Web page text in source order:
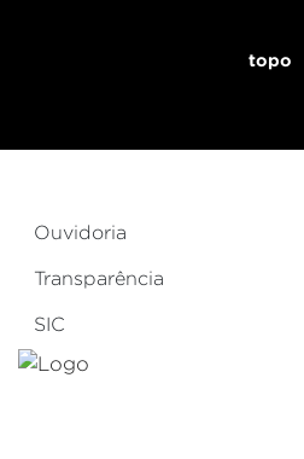
topo
Ouvidoria
Transparência
SIC